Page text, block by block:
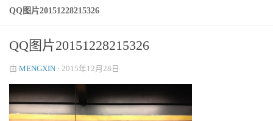
QQ图片20151228215326
QQ图片20151228215326
由 MENGXIN · 2015年12月28日